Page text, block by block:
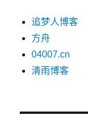
追梦人博客
方舟
04007.cn
清雨博客